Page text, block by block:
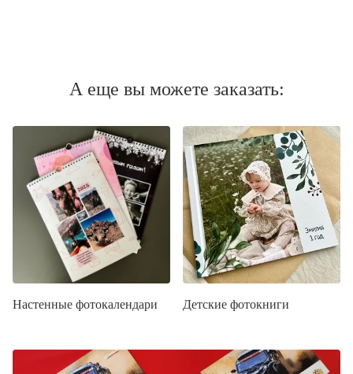
А еще вы можете заказать:
Настенные фотокалендари Детские фотокниги